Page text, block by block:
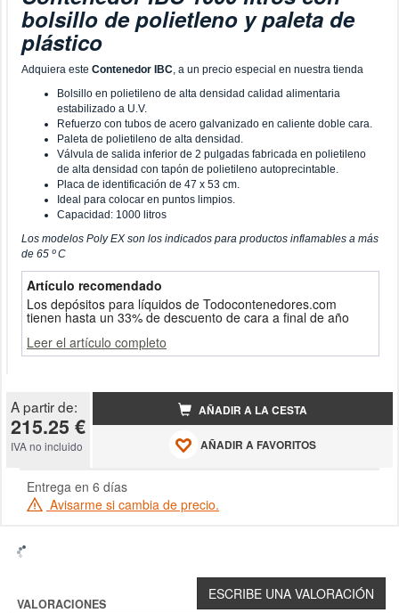
bolsillo de polietleno y paleta de
plástico
Adquiera este Contenedor IBC, a un precio especial en nuestra tienda
Bolsillo en polietileno de alta densidad calidad alimentaria
estabilizado a U.V.
Refuerzo con tubos de acero galvanizado en caliente doble cara.
Paleta de polietileno de alta densidad.
Válvula de salida inferior de 2 pulgadas fabricada en polietileno
de alta densidad con tapón de polietileno autoprecintable.
Placa de identificación de 47 x 53 cm.
Ideal para colocar en puntos limpios.
Capacidad: 1000 litros
Los modelos Poly EX son los indicados para productos inflamables a más
de 65 º C
Artículo recomendado
Los depósitos para líquidos de Todocontenedores.com
tienen hasta un 33% de descuento de cara a final de año
Leer el artículo completo
A partir de:
215.25 €
IVA no incluido
AÑADIR A LA CESTA
AÑADIR A FAVORITOS
Entrega en 6 días
Avisarme si cambia de precio.
VALORACIONES